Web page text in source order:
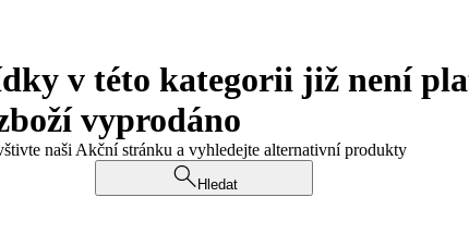
v této kategorii již není
vyprodáno
naši Akční stránku a vyhledejte alternativní produkty
Hledat